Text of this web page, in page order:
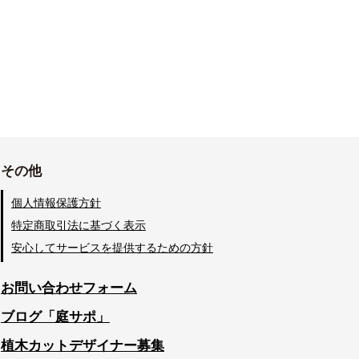
その他
個人情報保護方針
特定商取引法に基づく表示
安心してサービスを提供するための方針
お問い合わせフォーム
ブログ「庭サポ」
植木カットデザイナー募集